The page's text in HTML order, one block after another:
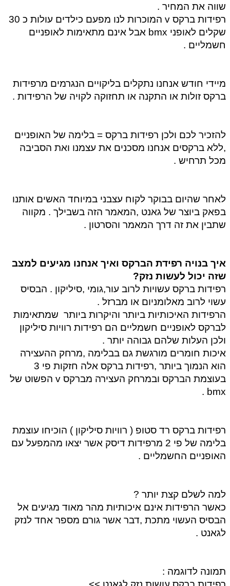
שווה את המחיר .
חשמליים .
ברקס זולות או התקנה או תחזוקה לקויה של הרפידות .
מכל תרחיש .
שתבין את זה דרך המאמר והסרטון .
שזה יכול לעשות נזק?
עשוי לרוב מאלומניום או מברזל .
ולכן העלות שלהם גבוהה יותר .
bmx .
האופניים החשמליים .
למה לשלם קצת יותר ?
לגאנט .
תמונה לדוגמה :